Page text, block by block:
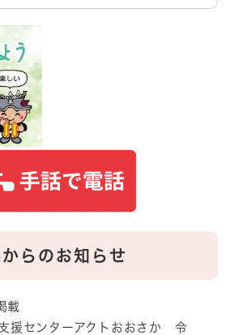
とじる
らのお知らせ
載
援センターアクトおおさか 令